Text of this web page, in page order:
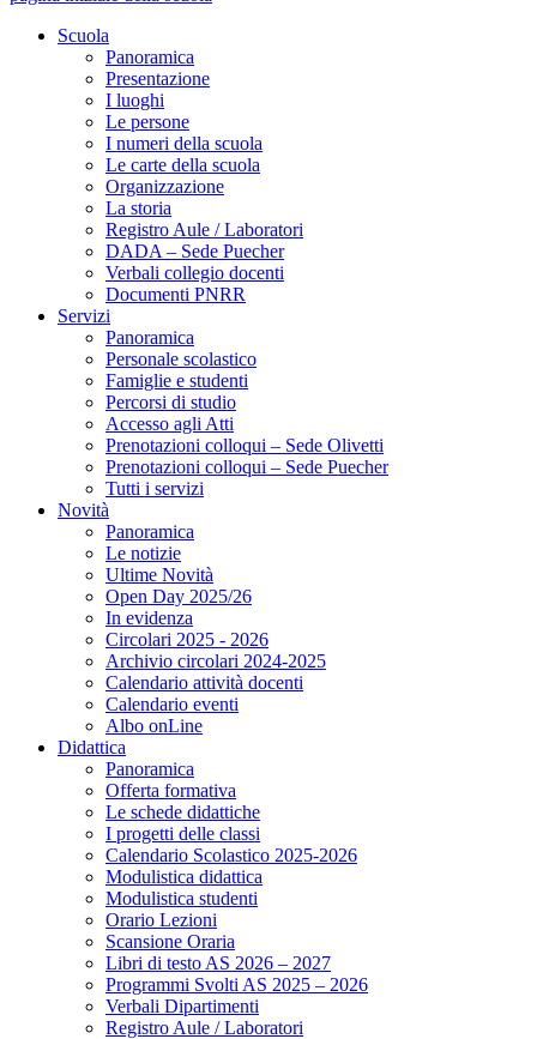
Scuola
Panoramica
Presentazione
I luoghi
Le persone
I numeri della scuola
Le carte della scuola
Organizzazione
La storia
Registro Aule / Laboratori
DADA – Sede Puecher
Verbali collegio docenti
Documenti PNRR
Servizi
Panoramica
Personale scolastico
Famiglie e studenti
Percorsi di studio
Accesso agli Atti
Prenotazioni colloqui – Sede Olivetti
Prenotazioni colloqui – Sede Puecher
Tutti i servizi
Novità
Panoramica
Le notizie
Ultime Novità
Open Day 2025/26
In evidenza
Circolari 2025 - 2026
Archivio circolari 2024-2025
Calendario attività docenti
Calendario eventi
Albo onLine
Didattica
Panoramica
Offerta formativa
Le schede didattiche
I progetti delle classi
Calendario Scolastico 2025-2026
Modulistica didattica
Modulistica studenti
Orario Lezioni
Scansione Oraria
Libri di testo AS 2026 – 2027
Programmi Svolti AS 2025 – 2026
Verbali Dipartimenti
Registro Aule / Laboratori